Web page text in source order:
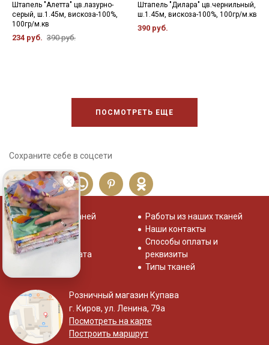
Штапель "Алетта" цв.лазурно-
серый, ш.1.45м, вискоза-100%,
100гр/м.кв
234 руб. 390 руб.
Штапель "Дилара" цв.чернильный,
ш.1.45м, вискоза-100%, 100гр/м.кв
390 руб.
ПОСМОТРЕТЬ ЕЩЕ
Сохраните себе в соцсети
Распродажа тканей
Отзывы о нас
Система скидок
Доставка и оплата
Работы из наших тканей
Наши контакты
Способы оплаты и
реквизиты
Типы тканей
Розничный магазин Купава
г. Киров, ул. Ленина, 79а
Посмотреть на карте
Построить маршрут